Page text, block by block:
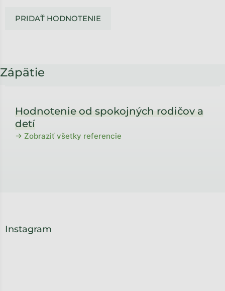
PRIDAŤ HODNOTENIE
Zápätie
Hodnotenie od spokojných rodičov a
detí
→ Zobraziť všetky referencie
Instagram